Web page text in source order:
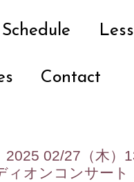
Schedule
Contact
2025 02/27（木）
ィオンコンサート